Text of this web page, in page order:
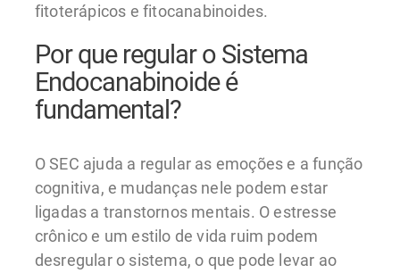
fitoterápicos e fitocanabinoides.
Por que regular o Sistema
Endocanabinoide é
fundamental?
O SEC ajuda a regular as emoções e a função
cognitiva, e mudanças nele podem estar
ligadas a transtornos mentais. O estresse
crônico e um estilo de vida ruim podem
desregular o sistema, o que pode levar ao